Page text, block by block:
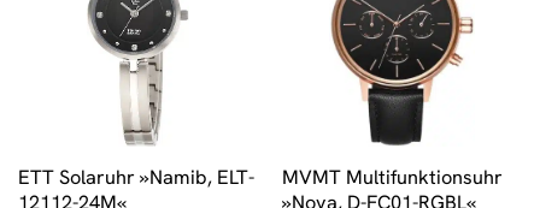
ETT Solaruhr »Namib, ELT-
12112-24M«
MVMT Multifunktionsuhr
»Nova, D-FC01-RGBL«